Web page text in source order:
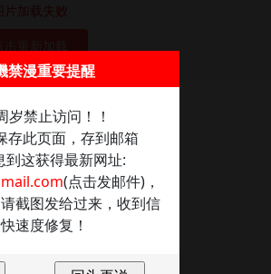
片加载失败
禁漫重要提醒
岁禁止访问！！
存此页面，存到邮箱
到这获得最新网址:
(点击发邮件)，
截图发给过来，收到信
速度修复！